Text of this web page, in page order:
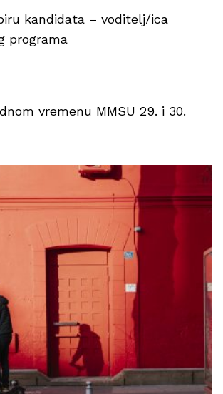
kandidata – voditelj/ica
programa
vremenu MMSU 29. i 30.